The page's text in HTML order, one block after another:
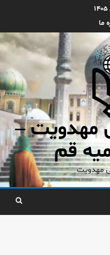
ما
مهدویت –
قم
مهدویت